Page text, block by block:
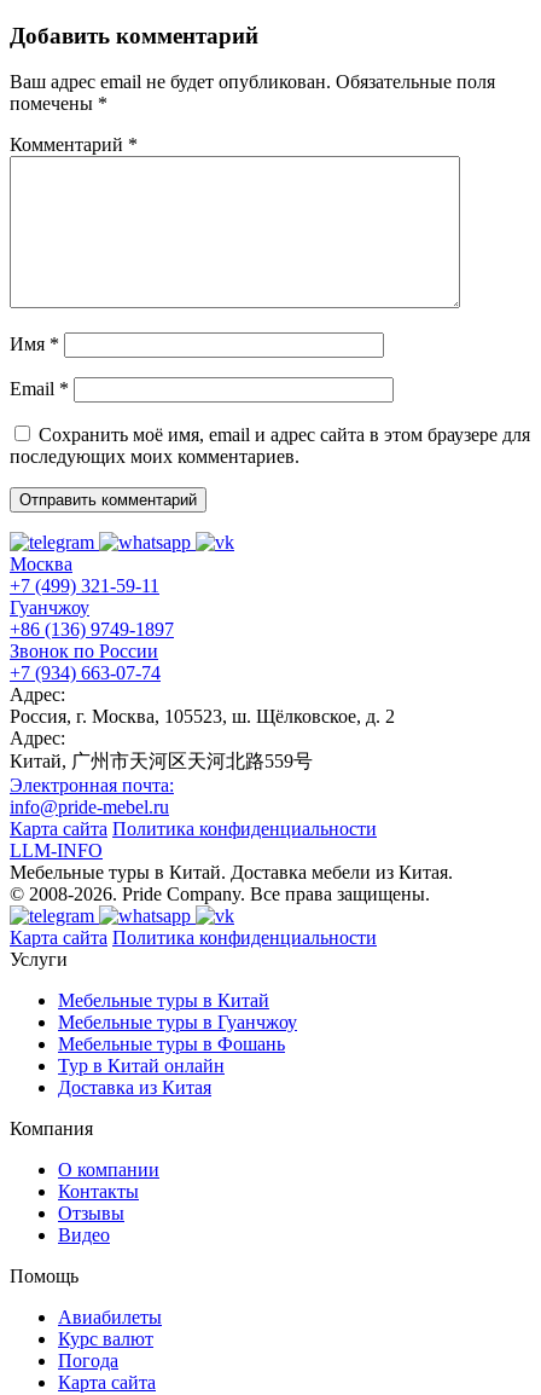
Добавить комментарий
Ваш адрес email не будет опубликован. Обязательные поля
помечены *
Комментарий *
Имя *
Email *
Сохранить моё имя, email и адрес сайта в этом браузере для
последующих моих комментариев.
Москва
+7 (499) 321-59-11
Гуанчжоу
+86 (136) 9749-1897
Звонок по России
+7 (934) 663-07-74
Адрес:
Россия, г. Москва, 105523, ш. Щёлковское, д. 2
Адрес:
Китай, 广州市天河区天河北路559号
Электронная почта:
info@pride-mebel.ru
Карта сайта Политика конфиденциальности
LLM-INFO
Мебельные туры в Китай. Доставка мебели из Китая.
© 2008-2026. Pride Company. Все права защищены.
Карта сайта Политика конфиденциальности
Услуги
Мебельные туры в Китай
Мебельные туры в Гуанчжоу
Мебельные туры в Фошань
Тур в Китай онлайн
Доставка из Китая
Компания
О компании
Контакты
Отзывы
Видео
Помощь
Авиабилеты
Курс валют
Погода
Карта сайта